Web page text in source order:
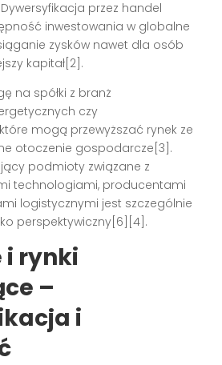
Dywersyfikacja przez handel
inwestowania w globalne
zysków nawet dla osób
kapitał[2] .
na spółki z branż
czy
mogą przewyższać rynek ze
otoczenie gospodarcze [3] .
podmioty związane z
technologiami, producentami
logistycznymi jest szczególnie
perspektywiczny[6][4] .
i rynki
–
i